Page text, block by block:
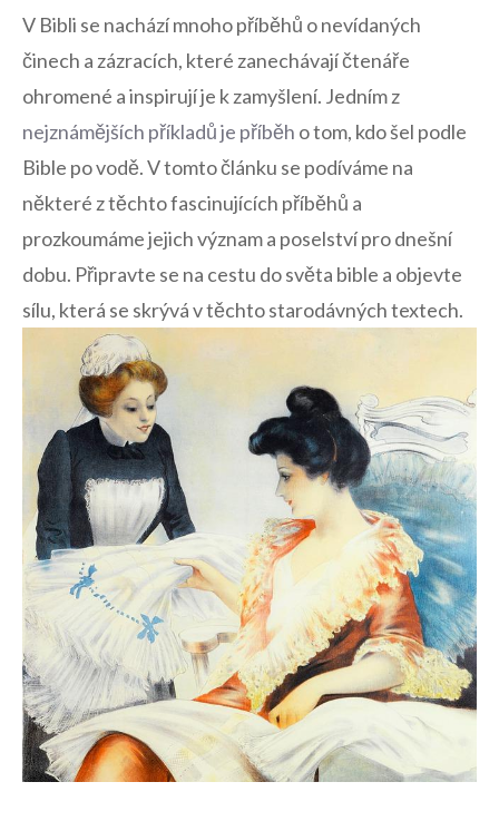
V Bibli se nachází mnoho příběhů o nevídaných
činech a zázracích, které zanechávají čtenáře
ohromené a inspirují je k zamyšlení. Jedním z
nejznámějších příkladů je příběh o tom, kdo šel podle
Bible po vodě. V tomto článku se podíváme na
některé z těchto fascinujících příběhů a
prozkoumáme jejich význam a poselství pro dnešní
dobu. Připravte se na cestu do světa bible a objevte
sílu, která se skrývá v těchto starodávných textech.